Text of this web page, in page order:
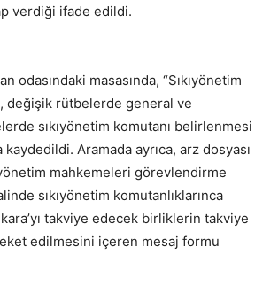
verdiği ifade edildi.
odasındaki masasında, “Sıkıyönetim
değişik rütbelerde general ve
sıkıyönetim komutanı belirlenmesi
Aramada ayrıca, arz dosyası
mahkemeleri görevlendirme
sıkıyönetim komutanlıklarınca
takviye edecek birliklerin takviye
edilmesini içeren mesaj formu